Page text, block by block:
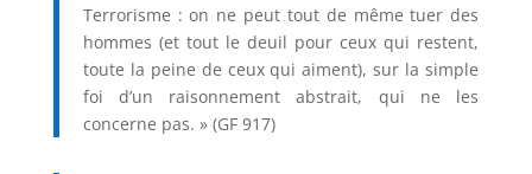
Terrorisme : on ne peut tout de même tuer des
hommes (et tout le deuil pour ceux qui restent,
toute la peine de ceux qui aiment), sur la simple
foi d’un raisonnement abstrait, qui ne les
concerne pas. » (GF 917)